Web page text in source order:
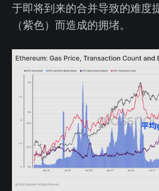
于即将到来的合并导致的难度
（紫色）而造成的拥堵。